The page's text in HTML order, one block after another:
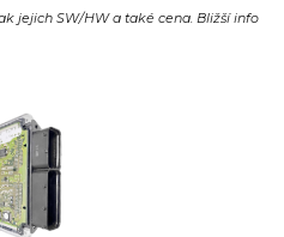
jejich SW/HW a také cena. Bližší info